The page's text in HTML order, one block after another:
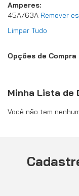
Amperes
45A/63A Remover
Limpar Tudo
Opções de Compra
Minha Lista de
Você não tem